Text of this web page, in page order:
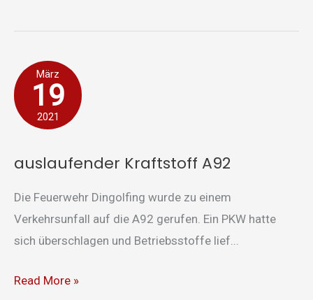
März
19
2021
auslaufender Kraftstoff A92
Die Feuerwehr Dingolfing wurde zu einem
Verkehrsunfall auf die A92 gerufen. Ein PKW hatte
sich überschlagen und Betriebsstoffe lief...
auslaufender
Kraftstoff
A92
Read More »